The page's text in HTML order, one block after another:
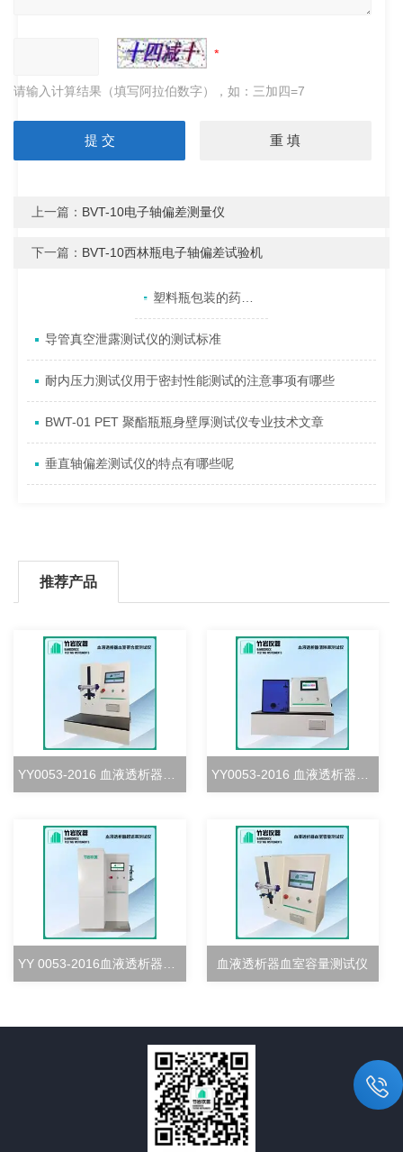
请输入计算结果（填写阿拉伯数字），如：三加四=7
上一篇： BVT-10电子轴偏差测量仪
下一篇： BVT-10西林瓶电子轴偏差试验机
相关文章 塑料瓶包装的药品氧化变质或变色的原因是什么
导管真空泄露测试仪的测试标准
耐内压力测试仪用于密封性能测试的注意事项有哪些
BWT-01 PET 聚酯瓶瓶身壁厚测试仪专业技术文章
垂直轴偏差测试仪的特点有哪些呢
推荐产品
YY0053-2016 血液透析器血室密合度测试仪 YY0053-2016 血液透析器清除率测试仪
YY 0053-2016血液透析器超滤率测试仪 血液透析器血室容量测试仪